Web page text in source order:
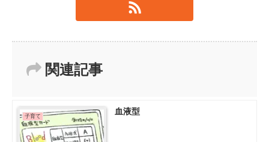
関連記事
子育て 血液型